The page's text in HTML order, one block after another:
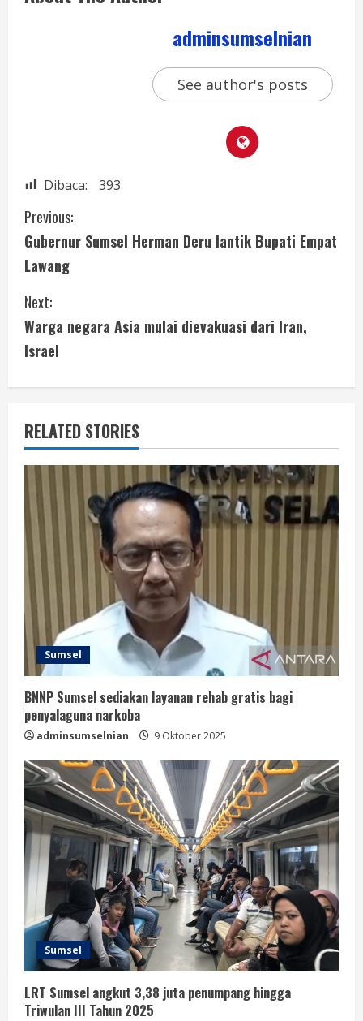
adminsumselnian
See author's posts
Dibaca: 393
Previous:
Gubernur Sumsel Herman Deru lantik Bupati Empat
Lawang
Next:
Warga negara Asia mulai dievakuasi dari Iran,
Israel
RELATED STORIES
Sumsel
BNNP Sumsel sediakan layanan rehab gratis bagi
penyalaguna narkoba
adminsumselnian 9 Oktober 2025
Sumsel
LRT Sumsel angkut 3,38 juta penumpang hingga
Triwulan III Tahun 2025